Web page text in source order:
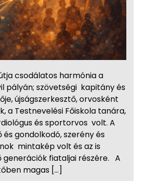
csodálatos harmónia a
pályán; szövetségi kapitány és
újságszerkesztő, orvosként
a Testnevelési Főiskola tanára,
és sportorvos volt. A
gondolkodó, szerény és
mintakép volt és az is
generációk fiataljai részére. A
magas […]